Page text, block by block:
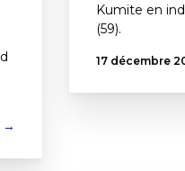
→
Kumite en
(59).
17 décembre